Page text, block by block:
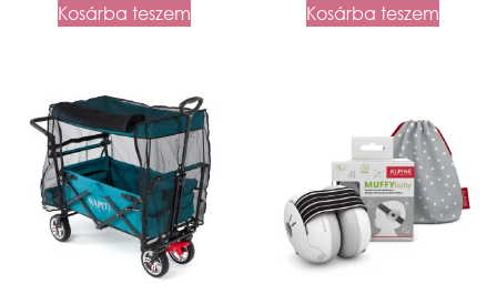
Kosárba teszem Kosárba teszem